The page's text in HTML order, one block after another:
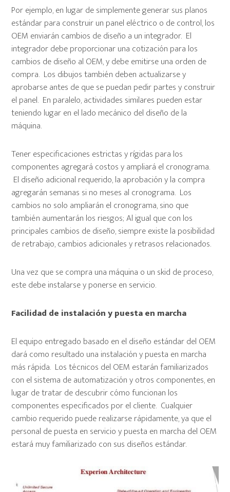
Por ejemplo, en lugar de simplemente generar sus planos
estándar para construir un panel eléctrico o de control, los
OEM enviarán cambios de diseño a un integrador. El
integrador debe proporcionar una cotización para los
cambios de diseño al OEM, y debe emitirse una orden de
compra. Los dibujos también deben actualizarse y
aprobarse antes de que se puedan pedir partes y construir
el panel. En paralelo, actividades similares pueden estar
teniendo lugar en el lado mecánico del diseño de la
máquina.
Tener especificaciones estrictas y rígidas para los
componentes agregará costos y ampliará el cronograma.
El diseño adicional requerido, la aprobación y la compra
agregarán semanas si no meses al cronograma. Los
cambios no solo ampliarán el cronograma, sino que
también aumentarán los riesgos; Al igual que con los
principales cambios de diseño, siempre existe la posibilidad
de retrabajo, cambios adicionales y retrasos relacionados.
Una vez que se compra una máquina o un skid de proceso,
este debe instalarse y ponerse en servicio.
Facilidad de instalación y puesta en marcha
El equipo entregado basado en el diseño estándar del OEM
dará como resultado una instalación y puesta en marcha
más rápida. Los técnicos del OEM estarán familiarizados
con el sistema de automatización y otros componentes, en
lugar de tratar de descubrir cómo funcionan los
componentes especificados por el cliente. Cualquier
cambio requerido puede realizarse rápidamente, ya que el
personal de puesta en servicio y puesta en marcha del OEM
estará muy familiarizado con sus diseños estándar.